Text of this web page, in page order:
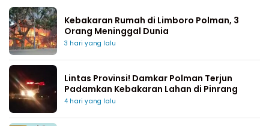
Kebakaran Rumah di Limboro Polman, 3
Orang Meninggal Dunia
3 hari yang lalu
Lintas Provinsi! Damkar Polman Terjun
Padamkan Kebakaran Lahan di Pinrang
4 hari yang lalu